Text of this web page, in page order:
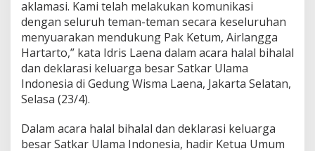
aklamasi. Kami telah melakukan komunikasi
dengan seluruh teman-teman secara keseluruhan
menyuarakan mendukung Pak Ketum, Airlangga
Hartarto,” kata Idris Laena dalam acara halal bihalal
dan deklarasi keluarga besar Satkar Ulama
Indonesia di Gedung Wisma Laena, Jakarta Selatan,
Selasa (23/4).
Dalam acara halal bihalal dan deklarasi keluarga
besar Satkar Ulama Indonesia, hadir Ketua Umum